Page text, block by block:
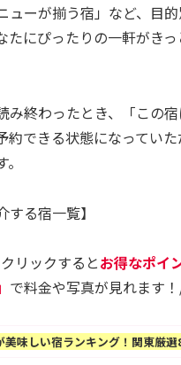
ューが揃う宿」など、目
たにぴったりの一軒がき
み終わったとき、「この
約できる状態になってい
する宿一覧】
リックするとお得なポイ
で料金や写真が見れます
美味しい宿ランキング！関東厳選